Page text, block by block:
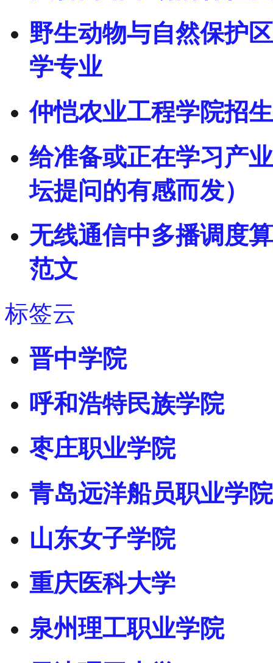
野生动物与自然保护
学专业
仲恺农业工程学院招
给准备或正在学习产
坛提问的有感而发）
无线通信中多播调度
范文
标签云
晋中学院
呼和浩特民族学院
枣庄职业学院
青岛远洋船员职业学院
山东女子学院
重庆医科大学
泉州理工职业学院